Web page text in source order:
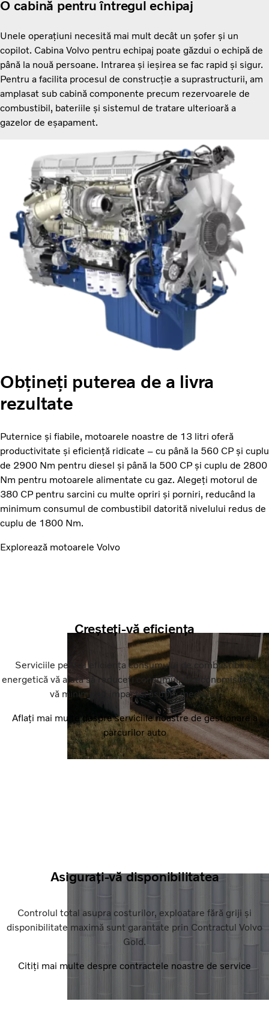
O cabină pentru întregul echipaj
Unele operațiuni necesită mai mult decât un șofer și un
copilot. Cabina Volvo pentru echipaj poate găzdui o echipă de
până la nouă persoane. Intrarea și ieșirea se fac rapid și sigur.
Pentru a facilita procesul de construcție a suprastructurii, am
amplasat sub cabină componente precum rezervoarele de
combustibil, bateriile și sistemul de tratare ulterioară a
gazelor de eșapament.
Obțineți puterea de a livra
rezultate
Puternice și fiabile, motoarele noastre de 13 litri oferă
productivitate și eficiență ridicate – cu până la 560 CP și cuplu
de 2900 Nm pentru diesel și până la 500 CP și cuplu de 2800
Nm pentru motoarele alimentate cu gaz. Alegeți motorul de
380 CP pentru sarcini cu multe opriri și porniri, reducând la
minimum consumul de combustibil datorită nivelului redus de
cuplu de 1800 Nm.
Explorează motoarele Volvo
Creșteți-vă eficiența
Serviciile pentru eficiența consumului de combustibil și
energetică vă ajută să reduceți consumul, să economisiți și să
vă minimizați impactul asupra mediului.
Aflați mai multe despre serviciile noastre de gestionare a
parcurilor auto
Asigurați-vă disponibilitatea
Controlul total asupra costurilor, exploatare fără griji și
disponibilitate maximă sunt garantate prin Contractul Volvo
Gold.
Citiți mai multe despre contractele noastre de service